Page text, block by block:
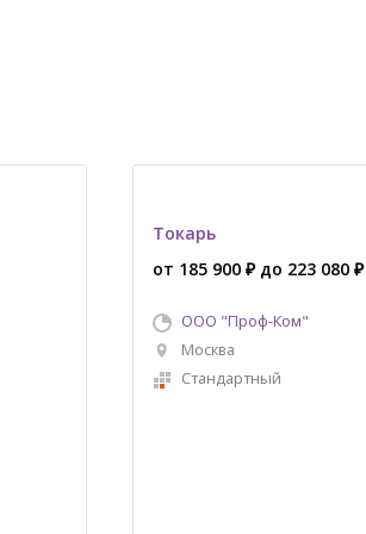
Токарь
от 185 900 ₽ до 223 080 ₽
ООО "Проф-Ком"
Москва
Стандартный